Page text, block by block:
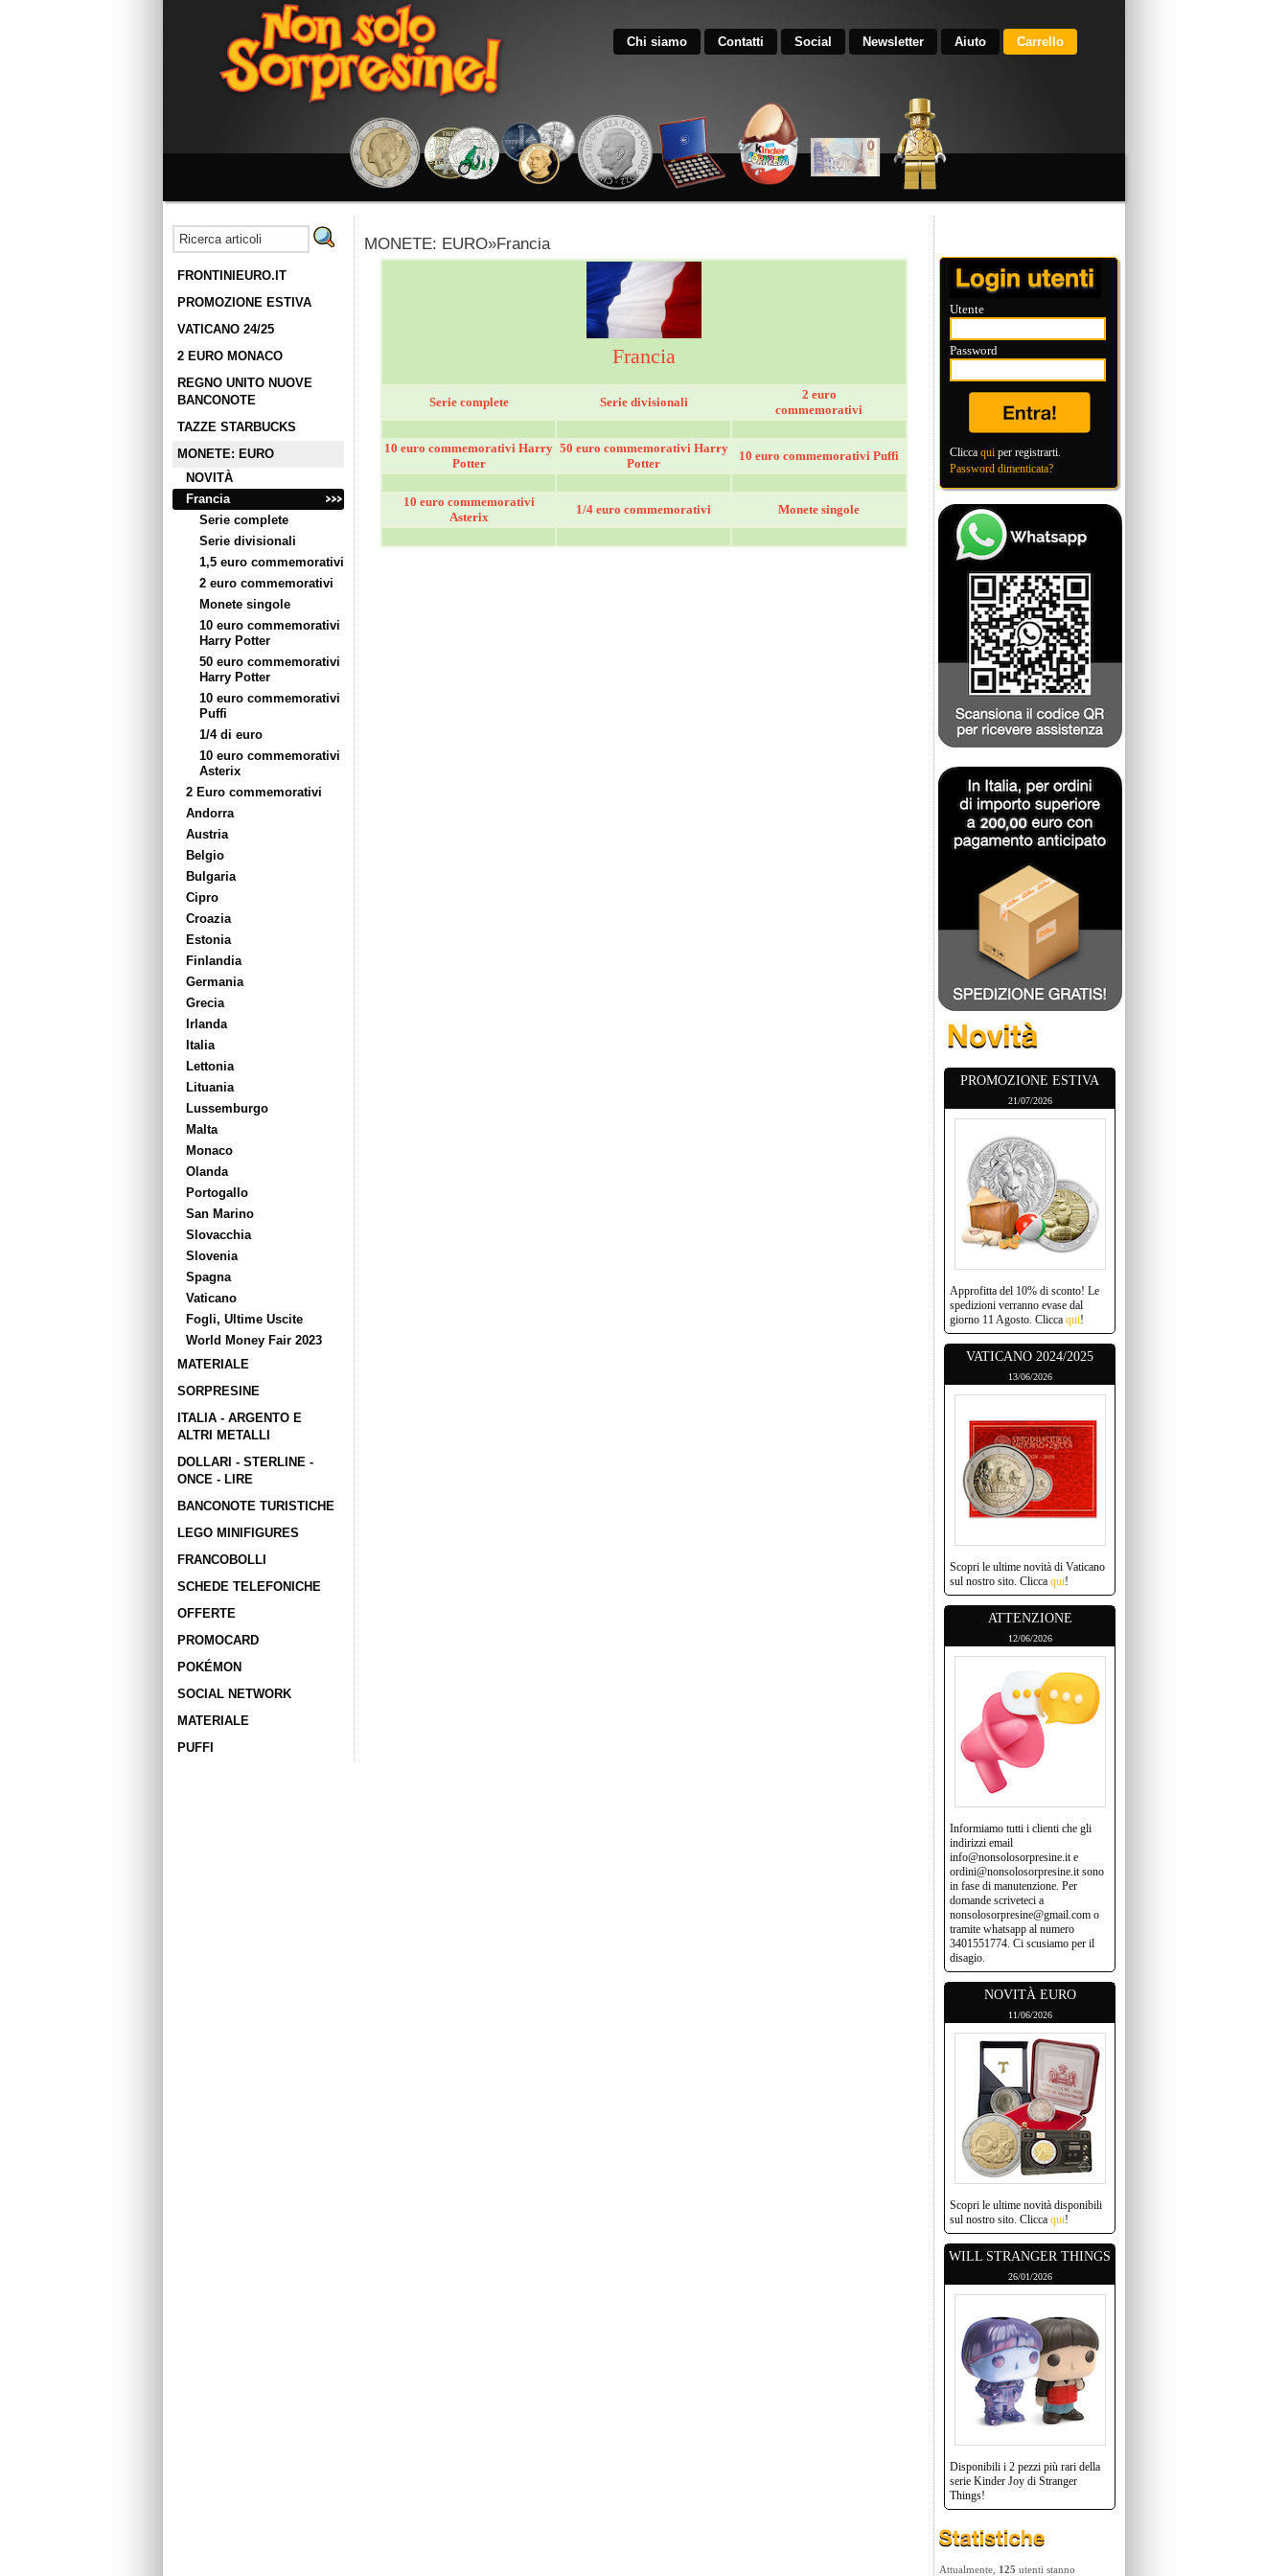
Chi siamo Contatti Social Newsletter Aiuto Carrello
FRONTINIEURO.IT
PROMOZIONE ESTIVA
VATICANO 24/25
2 EURO MONACO
REGNO UNITO NUOVE
BANCONOTE
TAZZE STARBUCKS
MONETE: EURO
NOVITÀ
Francia
Serie complete
Serie divisionali
1,5 euro commemorativi
2 euro commemorativi
Monete singole
10 euro commemorativi
Harry Potter
50 euro commemorativi
Harry Potter
10 euro commemorativi
Puffi
1/4 di euro
10 euro commemorativi
Asterix
2 Euro commemorativi
Andorra
Austria
Belgio
Bulgaria
Cipro
Croazia
Estonia
Finlandia
Germania
Grecia
Irlanda
Italia
Lettonia
Lituania
Lussemburgo
Malta
Monaco
Olanda
Portogallo
San Marino
Slovacchia
Slovenia
Spagna
Vaticano
Fogli, Ultime Uscite
World Money Fair 2023
MATERIALE
SORPRESINE
ITALIA - ARGENTO E
ALTRI METALLI
DOLLARI - STERLINE -
ONCE - LIRE
BANCONOTE TURISTICHE
LEGO MINIFIGURES
FRANCOBOLLI
SCHEDE TELEFONICHE
OFFERTE
PROMOCARD
POKÉMON
SOCIAL NETWORK
MATERIALE
PUFFI
MONETE: EURO»Francia
Francia
Serie complete Serie divisionali
2 euro
commemorativi
10 euro commemorativi Harry
Potter
50 euro commemorativi Harry
Potter
10 euro commemorativi Puffi
10 euro commemorativi
Asterix
1/4 euro commemorativi Monete singole
Utente
Password
Clicca qui per registrarti.
Password dimenticata?
PROMOZIONE ESTIVA
21/07/2026
Approfitta del 10% di sconto! Le
spedizioni verranno evase dal
giorno 11 Agosto. Clicca qui!
VATICANO 2024/2025
13/06/2026
Scopri le ultime novità di Vaticano
sul nostro sito. Clicca qui!
ATTENZIONE
12/06/2026
Informiamo tutti i clienti che gli
indirizzi email
info@nonsolosorpresine.it e
ordini@nonsolosorpresine.it sono
in fase di manutenzione. Per
domande scriveteci a
nonsolosorpresine@gmail.com o
tramite whatsapp al numero
3401551774. Ci scusiamo per il
disagio.
NOVITÀ EURO
11/06/2026
Scopri le ultime novità disponibili
sul nostro sito. Clicca qui!
WILL STRANGER THINGS
26/01/2026
Disponibili i 2 pezzi più rari della
serie Kinder Joy di Stranger
Things!
Attualmente, 125 utenti stanno